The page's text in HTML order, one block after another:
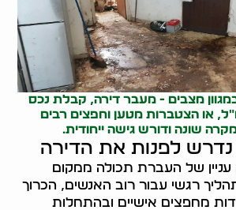
מצבים - מעבר דירה, קבלת נכס
או הצטברות מטען וחפצים רבים
שונה ודורש גישה ייחודית.
לפנות את הדירה
עניין של העברת תכולה ממקום
רגשי עבור רוב האנשים, הכרוך
מחפצים אישיים ובהתחלות